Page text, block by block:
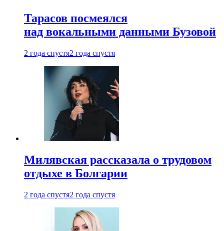
Тарасов посмеялся
над вокальными данными Бузовой
2 года спустя2 года спустя
Милявская рассказала о трудовом
отдыхе в Болгарии
2 года спустя2 года спустя